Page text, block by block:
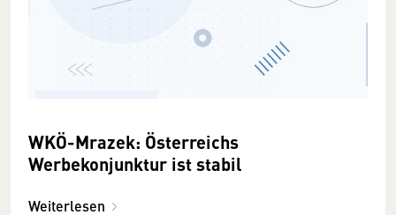
WKÖ-Mrazek: Österreichs
Werbekonjunktur ist stabil
Weiterlesen